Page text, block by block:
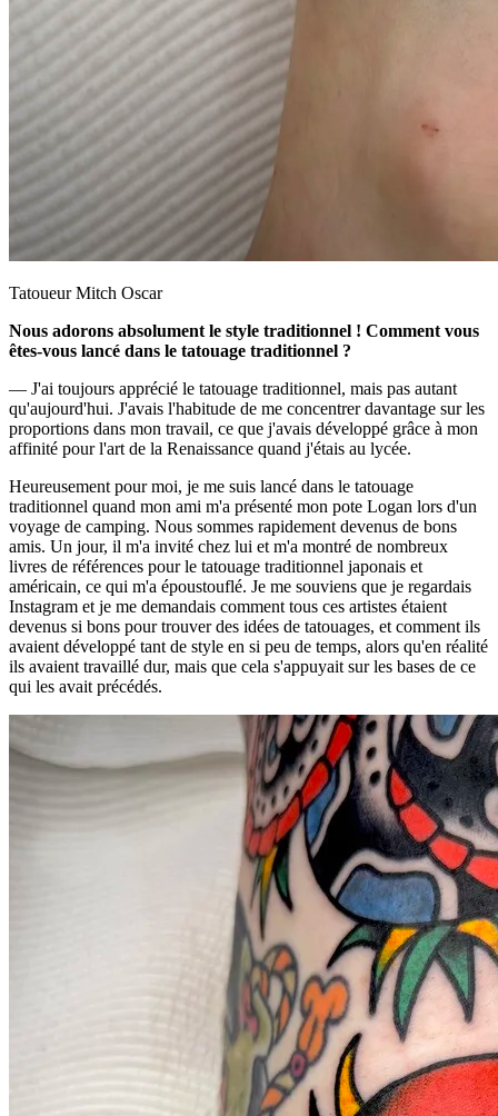
Tatoueur Mitch Oscar
Nous adorons absolument le style traditionnel ! Comment vous
êtes-vous lancé dans le tatouage traditionnel ?
— J'ai toujours apprécié le tatouage traditionnel, mais pas autant
qu'aujourd'hui. J'avais l'habitude de me concentrer davantage sur les
proportions dans mon travail, ce que j'avais développé grâce à mon
affinité pour l'art de la Renaissance quand j'étais au lycée.
Heureusement pour moi, je me suis lancé dans le tatouage
traditionnel quand mon ami m'a présenté mon pote Logan lors d'un
voyage de camping. Nous sommes rapidement devenus de bons
amis. Un jour, il m'a invité chez lui et m'a montré de nombreux
livres de références pour le tatouage traditionnel japonais et
américain, ce qui m'a époustouflé. Je me souviens que je regardais
Instagram et je me demandais comment tous ces artistes étaient
devenus si bons pour trouver des idées de tatouages, et comment ils
avaient développé tant de style en si peu de temps, alors qu'en réalité
ils avaient travaillé dur, mais que cela s'appuyait sur les bases de ce
qui les avait précédés.